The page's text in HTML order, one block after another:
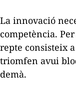
La innovació
competència.
repte consisteix
triomfen avui
demà.